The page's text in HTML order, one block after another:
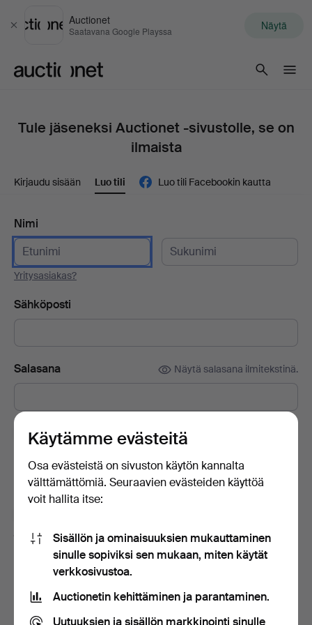
Sulje
Auctionet
Saatavana Google Playssa Näytä
Tule jäseneksi Auctionet -sivustolle, se on
ilmaista
Kirjaudu sisään Luo tili Luo tili Facebookin kautta
Nimi
Yritysasiakas?
Sähköposti
Salasana Näytä salasana ilmitekstinä.
Tilaa Auctionet -sivuston uutiskirje.
esineitä ja inspiraatiota. Jos muutat mielesi, voit helposti
lopettaa tilauksen.
myyntiehdot
sekä vahvistan lukeneeni
tietosuojakäytännön .
Luo tili
Käytämme evästeitä
Osa evästeistä on sivuston käytön kannalta
välttämättömiä. Seuraavien evästeiden käyttöä
voit hallita itse:
Sisällön ja ominaisuuksien mukauttaminen
sinulle sopiviksi sen mukaan, miten käytät
verkkosivustoa.
Auctionetin kehittäminen ja parantaminen.
Uutuuksien ja sisällön markkinointi sinulle